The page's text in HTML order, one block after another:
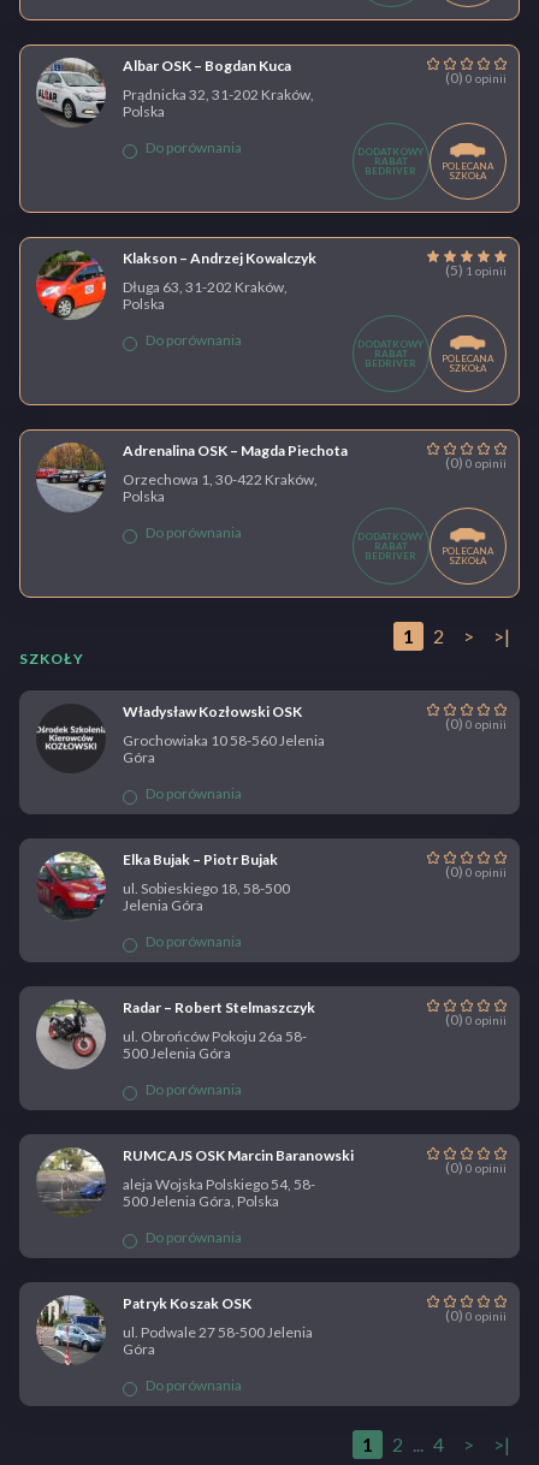
Albar OSK – Bogdan Kuca
(0) 0 opinii
Prądnicka 32, 31-202 Kraków,
Polska
Do porównania
DODATKOWY
RABAT
BEDRIVER
POLECANA
SZKOŁA
Klakson – Andrzej Kowalczyk
(5) 1 opinii
Długa 63, 31-202 Kraków,
Polska
Do porównania
DODATKOWY
RABAT
BEDRIVER
POLECANA
SZKOŁA
Adrenalina OSK – Magda Piechota
(0) 0 opinii
Orzechowa 1, 30-422 Kraków,
Polska
Do porównania
DODATKOWY
RABAT
BEDRIVER
POLECANA
SZKOŁA
1 2 > >|
SZKOŁY
Władysław Kozłowski OSK
(0) 0 opinii
Grochowiaka 10 58-560 Jelenia
Góra
Do porównania
Elka Bujak – Piotr Bujak
(0) 0 opinii
ul. Sobieskiego 18, 58-500
Jelenia Góra
Do porównania
Radar – Robert Stelmaszczyk
(0) 0 opinii
ul. Obrońców Pokoju 26a 58-
500 Jelenia Góra
Do porównania
RUMCAJS OSK Marcin Baranowski
(0) 0 opinii
aleja Wojska Polskiego 54, 58-
500 Jelenia Góra, Polska
Do porównania
Patryk Koszak OSK
(0) 0 opinii
ul. Podwale 27 58-500 Jelenia
Góra
Do porównania
1 2 ... 4 > >|